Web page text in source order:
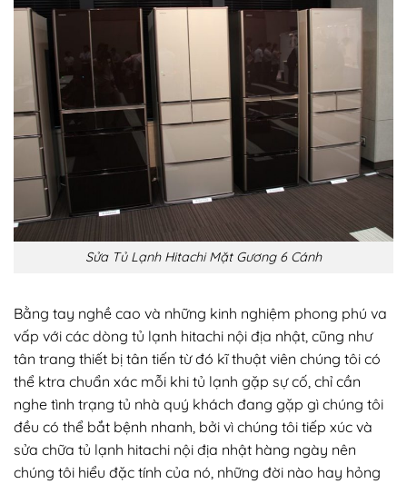
Sửa Tủ Lạnh Hitachi Mặt Gương 6 Cánh
Bằng tay nghề cao và những kinh nghiệm phong phú va
vấp với các dòng tủ lạnh hitachi nội địa nhật, cũng như
tân trang thiết bị tân tiến từ đó kĩ thuật viên chúng tôi có
thể ktra chuẩn xác mỗi khi tủ lạnh gặp sự cố, chỉ cần
nghe tình trạng tủ nhà quý khách đang gặp gì chúng tôi
đều có thể bắt bệnh nhanh, bởi vì chúng tôi tiếp xúc và
sửa chữa tủ lạnh hitachi nội địa nhật hàng ngày nên
chúng tôi hiểu đặc tính của nó, những đời nào hay hỏng